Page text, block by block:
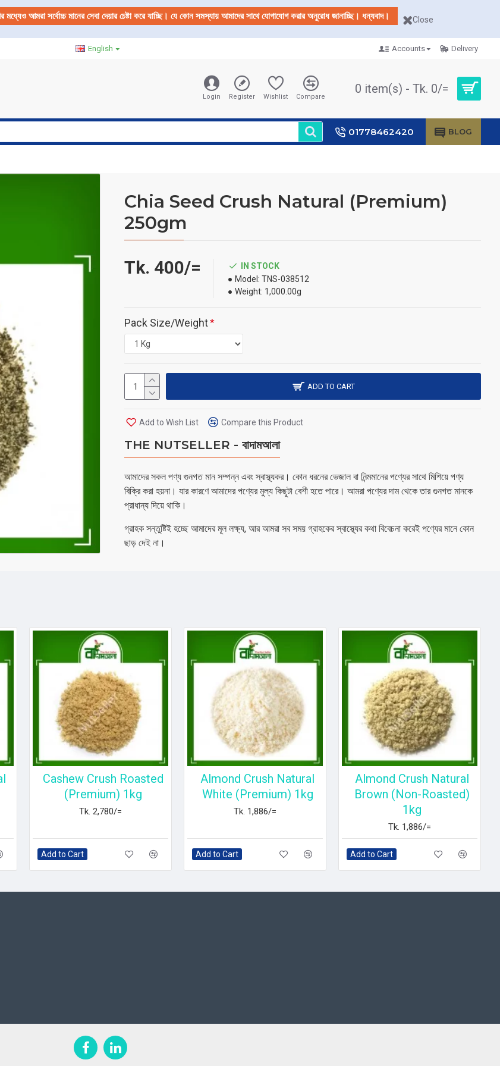
মধ্যেও আমরা সর্বোচ্চ মানের সেবা দেয়ার চেষ্টা করে যাচ্ছি। যে কোন সমস্যায় আমাদের সাথে যোগাযোগ করার অনুরোধ জানাচ্ছি। ধন্যবাদ। Close
English Accounts Delivery
Login Register Wishlist Compare
0 item(s) - Tk. 0/=
01778462420 BLOG
Chia Seed Crush Natural (Premium)
250gm
Tk. 400/=
IN STOCK
Model: TNS-038512
Weight: 1,000.00g
Pack Size/Weight
ADD TO CART
Add to Wish List Compare this Product
THE NUTSELLER - বাদামআলা
আমাদের সকল পণ্য গুনগত মান সম্পন্ন এবং স্বাস্থ্যকর। কোন ধরনের ভেজাল বা নিন্মমানের পণ্যের সাথে মিশিয়ে পণ্য
বিক্রি করা হয়না। যার কারণে আমাদের পণ্যের মুল্য কিছুটা বেশী হতে পারে। আমরা পণ্যের দাম থেকে তার গুনগত মানকে
প্রাধান্য দিয়ে থাকি।
গ্রাহক সন্তুষ্টিই হচ্ছে আমাদের মূল লক্ষ্য, আর আমরা সব সময় গ্রাহকের স্বাস্থ্যের কথা বিবেচনা করেই পণ্যের মানে কোন
ছাড় দেই না।
Cashew Crush Roasted
(Premium) 1kg
Tk. 2,780/=
Add to Cart
Almond Crush Natural
White (Premium) 1kg
Tk. 1,886/=
Add to Cart
Almond Crush Natural
Brown (Non-Roasted)
1kg
Tk. 1,886/=
Add to Cart